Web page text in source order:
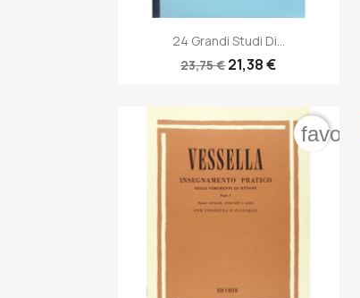
 Anteprima
24 Grandi Studi Di...
23,75 €21,38 €